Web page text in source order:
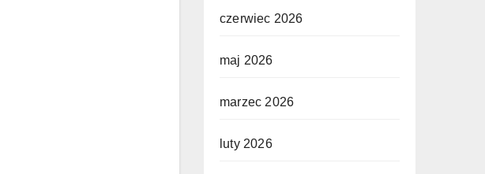
czerwiec 2026
maj 2026
marzec 2026
luty 2026